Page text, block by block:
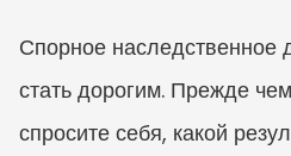
Спорное наследственное
стать дорогим. Прежде
спросите себя, какой